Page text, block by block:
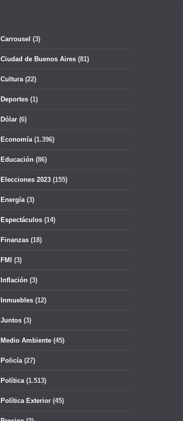
Carrousel (3)
Ciudad de Buenos Aires (81)
Cultura(22)
Deportes (1)
Dólar (6)
Economía(1.396)
Educación (86)
Elecciones 2023 (155)
Energía(3)
Espectáculos (14)
Finanzas (18)
FMI (3)
Inflación (3)
Inmuebles (12)
Juntos (3)
Medio Ambiente (45)
Policía(27)
Política(1.513)
Política Exterior (45)